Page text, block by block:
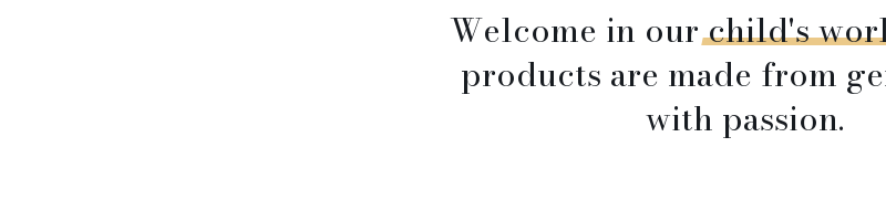
Welcome in ourchild's
products are made from
with passion.